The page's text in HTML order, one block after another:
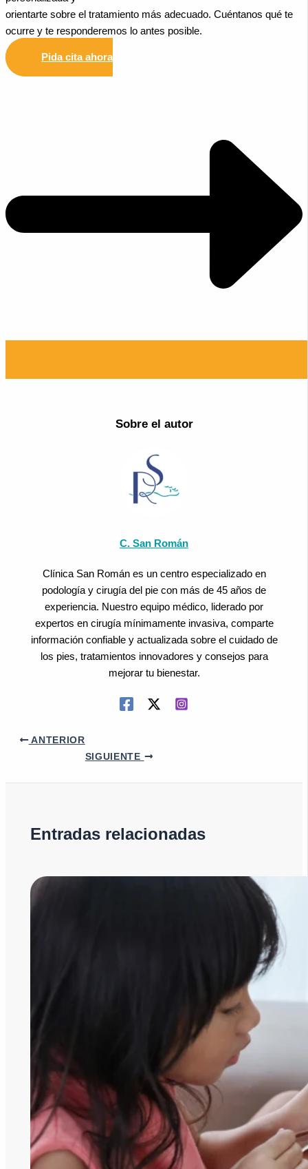
orientarte sobre el tratamiento más adecuado. Cuéntanos qué te
ocurre y te responderemos lo antes posible.
Pida cita ahora
Sobre el autor
C. San Román
Clínica San Román es un centro especializado en
podología y cirugía del pie con más de 45 años de
experiencia. Nuestro equipo médico, liderado por
expertos en cirugía mínimamente invasiva, comparte
información confiable y actualizada sobre el cuidado de
los pies, tratamientos innovadores y consejos para
mejorar tu bienestar.
ANTERIOR
SIGUIENTE
Entradas relacionadas